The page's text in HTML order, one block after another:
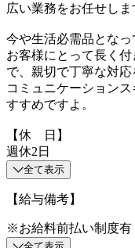
広い業務をお任せしま
今や生活必需品となっ
お客様にとって長く
で、親切で丁寧な対応
コミュニケーション
すすめですよ。
【休 日】
週休2日
全て表示
【給与備考】
※お給料前払い制度有